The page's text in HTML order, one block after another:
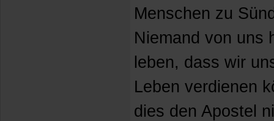
Menschen zu
Niemand von uns
leben, dass wir
Leben verdienen
dies den Apostel